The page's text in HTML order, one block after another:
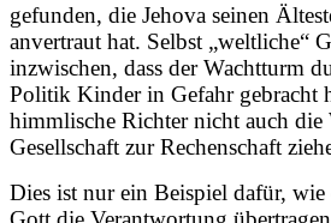
gefunden, die Jehova seinen
anvertraut hat. Selbst „weltliche“
inzwischen, dass der Wachtturm
Politik Kinder in Gefahr gebracht
himmlische Richter nicht auch die
Gesellschaft zur Rechenschaft
Dies ist nur ein Beispiel dafür, wie